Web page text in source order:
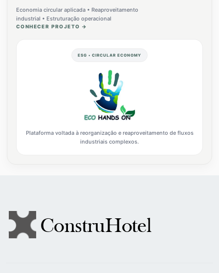
Economia circular aplicada • Reaproveitamento
industrial • Estruturação operacional
CONHECER PROJETO →
ESG • CIRCULAR ECONOMY
Plataforma voltada à reorganização e reaproveitamento de fluxos
industriais complexos.